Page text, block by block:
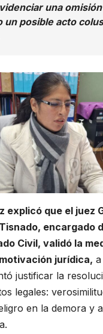
una
un posible acto
explicó que el juez
encargado
Civil, validó la
jurídica,
justificar la
legales:
en la demora y